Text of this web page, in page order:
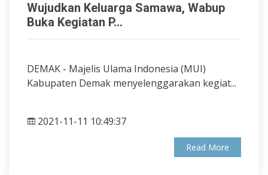
Wujudkan Keluarga Samawa, Wabup
Buka Kegiatan P...
DEMAK - Majelis Ulama Indonesia (MUI)
Kabupaten Demak menyelenggarakan kegiat...
2021-11-11 10:49:37
Read More